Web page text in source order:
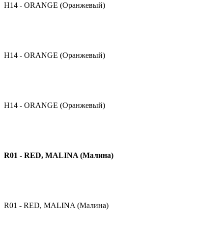
H14 - ORANGE (Оранжевый)
H14 - ORANGE (Оранжевый)
H14 - ORANGE (Оранжевый)
R01 - RED, MALINA (Малина)
R01 - RED, MALINA (Малина)